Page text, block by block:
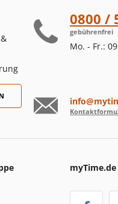
0800 /
gebührenfrei
Mo. - Fr.: